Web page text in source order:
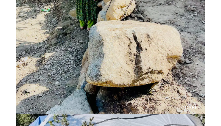
© CARE